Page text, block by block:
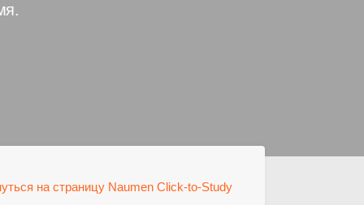
на страницу Naumen Click-to-Study